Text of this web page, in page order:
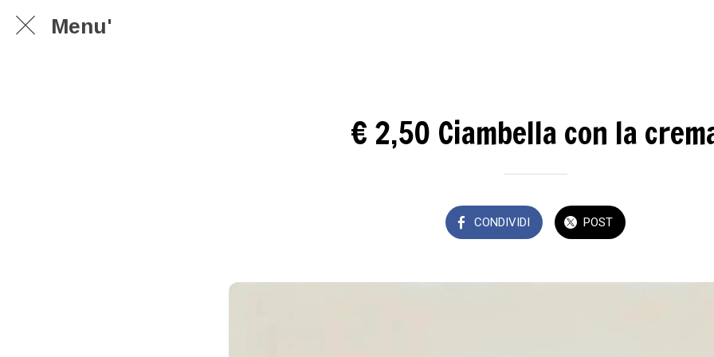
Menu'
€ 2,50 Ciambella con la
CONDIVIDI POST